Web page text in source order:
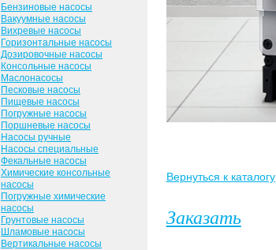
Бензиновые насосы
Вакуумные насосы
Вихревые насосы
Горизонтальные насосы
Дозировочные насосы
Консольные насосы
Маслонасосы
Песковые насосы
Пищевые насосы
Погружные насосы
Поршневые насосы
Насосы ручные
Насосы специальные
Фекальные насосы
Химические консольные
насосы
Погружные химические
насосы
Грунтовые насосы
Шламовые насосы
Вертикальные насосы
Вернуться к каталогу
Заказать